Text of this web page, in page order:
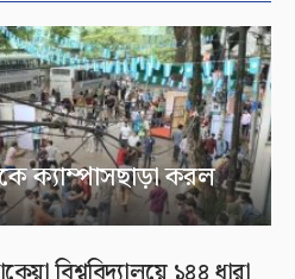
ক্যাম্পাসছাড়া করল